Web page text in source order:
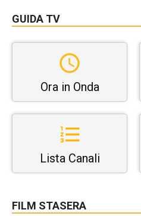
GUIDA TV
Ora in Onda
Lista Canali
FILM STASERA